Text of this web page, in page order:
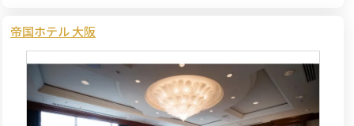
帝国ホテル 大阪